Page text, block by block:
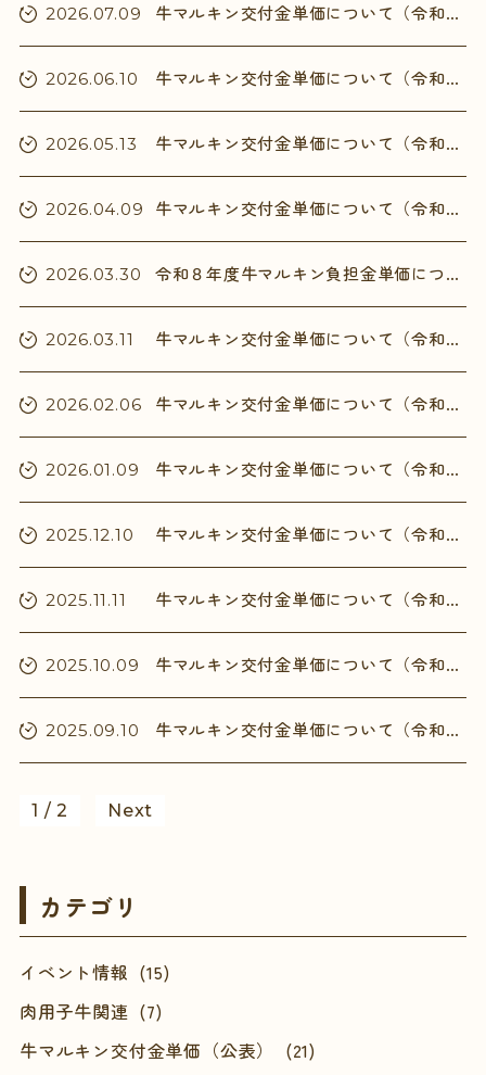
2026.07.09 牛マルキン交付金単価について（令和8年5月分）
2026.06.10 牛マルキン交付金単価について（令和8年4月分）
2026.05.13 牛マルキン交付金単価について（令和8年1～3月分）
2026.04.09 牛マルキン交付金単価について（令和8年2月分）
2026.03.30 令和８年度牛マルキン負担金単価について
2026.03.11 牛マルキン交付金単価について（令和8年1月分）
2026.02.06 牛マルキン交付金単価について（令和7年10～12月分）
2026.01.09 牛マルキン交付金単価について（令和7年11月分）
2025.12.10 牛マルキン交付金単価について（令和7年10月分）
2025.11.11 牛マルキン交付金単価について（令和7年7～9月分）
2025.10.09 牛マルキン交付金単価について（令和7年8月分）
2025.09.10 牛マルキン交付金単価について（令和7年7月分）
1 / 2 Next
カテゴリ
イベント情報 (15)
肉用子牛関連 (7)
牛マルキン交付金単価（公表） (21)